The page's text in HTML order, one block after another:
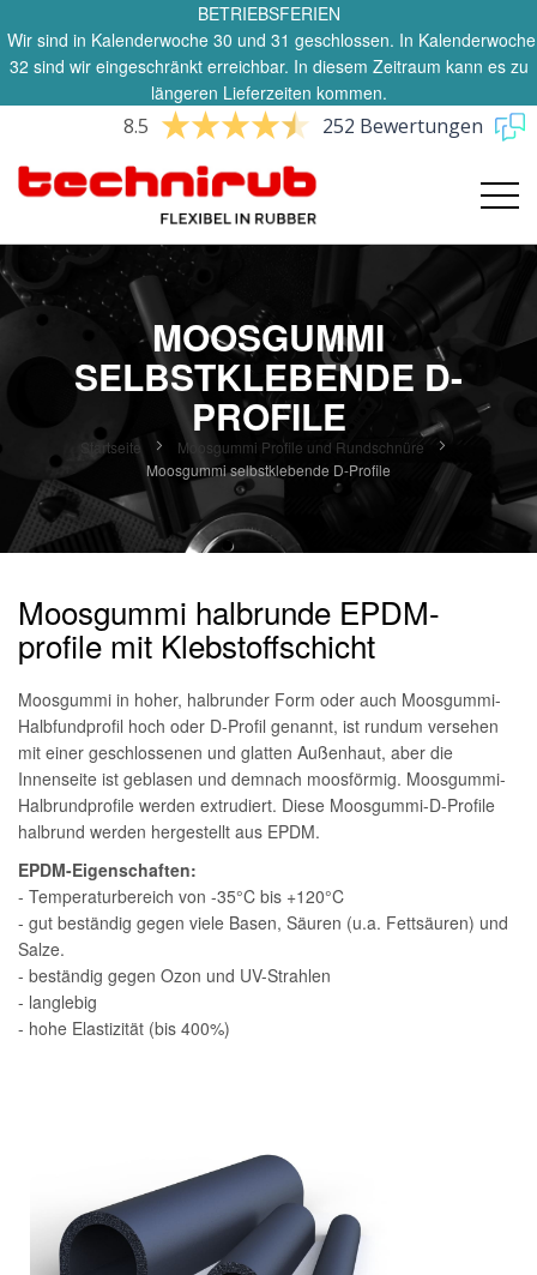
BETRIEBSFERIEN
Wir sind in Kalenderwoche 30 und 31 geschlossen. In Kalenderwoche
32 sind wir eingeschränkt erreichbar. In diesem Zeitraum kann es zu
längeren Lieferzeiten kommen.
8.5 252 Bewertungen
MOOSGUMMI
SELBSTKLEBENDE D-
PROFILE
Startseite
Moosgummi Profile und Rundschnüre
Moosgummi selbstklebende D-Profile
Moosgummi halbrunde EPDM-
profile mit Klebstoffschicht
Moosgummi in hoher, halbrunder Form oder auch Moosgummi-
Halbfundprofil hoch oder D-Profil genannt, ist rundum versehen
mit einer geschlossenen und glatten Außenhaut, aber die
Innenseite ist geblasen und demnach moosförmig. Moosgummi-
Halbrundprofile werden extrudiert. Diese Moosgummi-D-Profile
halbrund werden hergestellt aus EPDM.
EPDM-Eigenschaften:
- Temperaturbereich von -35°C bis +120°C
- gut beständig gegen viele Basen, Säuren (u.a. Fettsäuren) und
Salze.
- beständig gegen Ozon und UV-Strahlen
- langlebig
- hohe Elastizität (bis 400%)